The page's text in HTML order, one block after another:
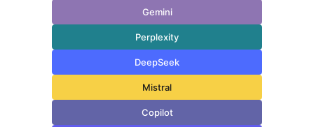
Gemini
Perplexity
DeepSeek
Mistral
Copilot